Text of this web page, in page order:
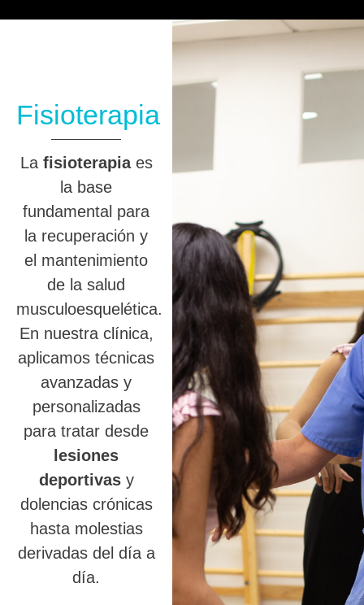
Fisioterapia
La fisioterapiaes
la base
fundamental para
la recuperación y
el mantenimiento
de la salud
musculoesquelética.
En nuestra clínica,
aplicamos técnicas
avanzadas y
personalizadas
para tratar desde
lesiones
deportivasy
dolencias crónicas
hasta molestias
derivadas del día a
día.